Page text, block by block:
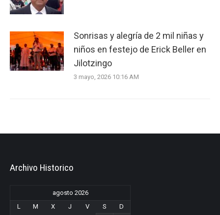
Sonrisas y alegría de 2 mil niñas y
niños en festejo de Erick Beller en
Jilotzingo
3 mayo, 2026 10:16 AM
Archivo Historico
agosto 2026
L
M X J V S
D